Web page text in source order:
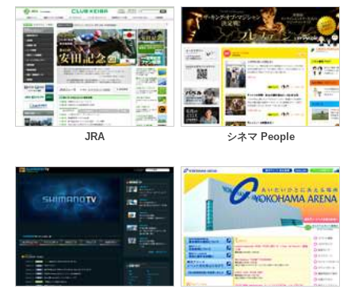
JRA シネマ People